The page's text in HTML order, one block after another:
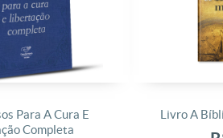
Para A Cura E
Completa
Livro A